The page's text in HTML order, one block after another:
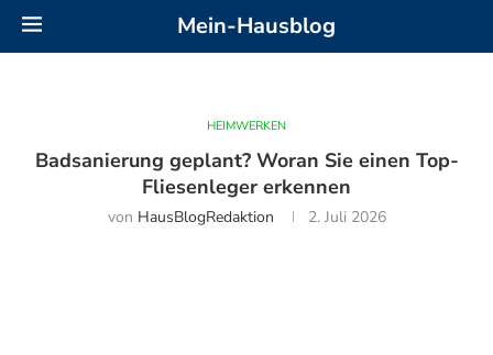
Mein-Hausblog
HEIMWERKEN
Badsanierung geplant? Woran Sie einen Top-
Fliesenleger erkennen
von HausBlogRedaktion 2. Juli 2026